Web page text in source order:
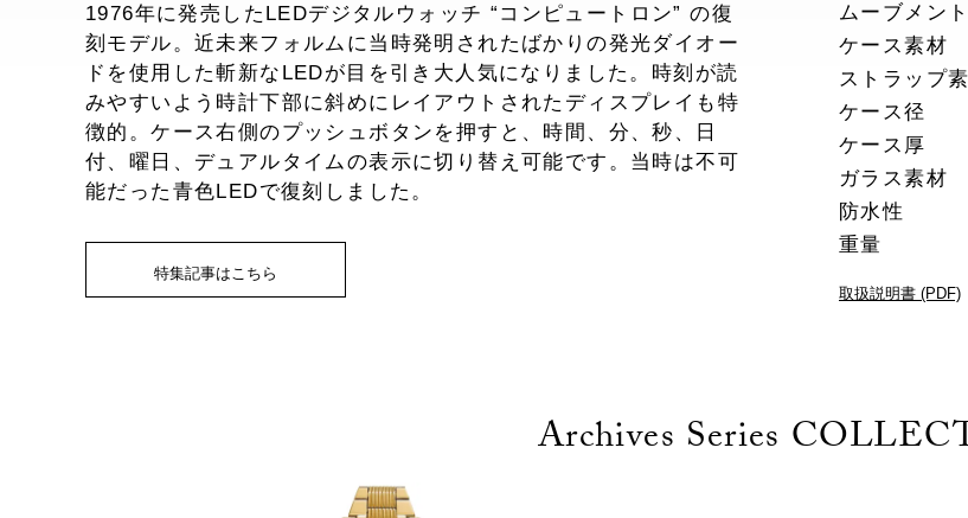
1976年に発売したLEDデジタルウォッチ “コンピュートロン” の復
刻モデル。近未来フォルムに当時発明されたばかりの発光ダイオー
ドを使用した斬新なLEDが目を引き大人気になりました。時刻が読
みやすいよう時計下部に斜めにレイアウトされたディスプレイも特
徴的。ケース右側のプッシュボタンを押すと、時間、分、秒、日
付、曜日、デュアルタイムの表示に切り替え可能です。当時は不可
能だった青色LEDで復刻しました。
特集記事はこちら
ムーブメント
ケース素材
ストラップ
ケース径
ケース厚
ガラス素材
防水性
重量
取扱説明書 (PDF)
Archives Series